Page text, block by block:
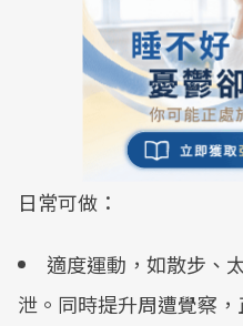
日常可做：
適度運動，如散步、
泄。同時提升周遭覺察